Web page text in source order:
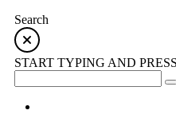
Search
START TYPING AND